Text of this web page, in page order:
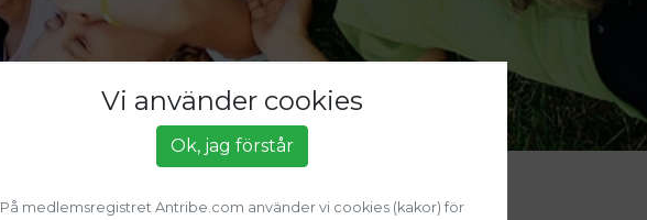
Vi använder cookies
Ok, jag förstår
På medlemsregistret Antribe.com använder vi cookies (kakor) för